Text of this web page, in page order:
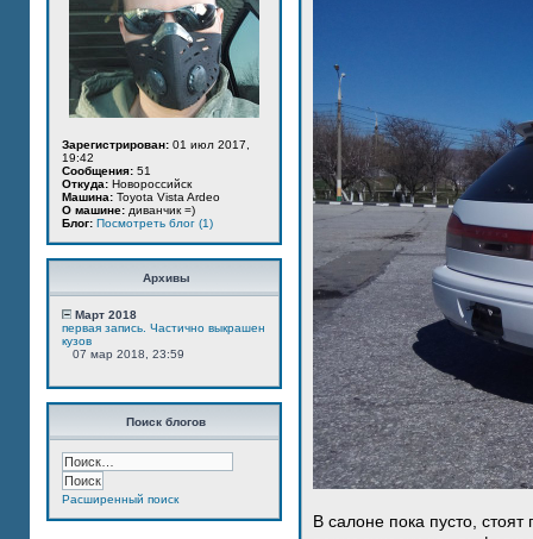
Зарегистрирован: 01 июл 2017,
19:42
Сообщения: 51
Откуда: Новороссийск
Машина: Toyota Vista Ardeo
О машине: диванчик =)
Блог: Посмотреть блог (1)
Архивы
Март 2018
первая запись. Частично выкрашен
кузов
07 мар 2018, 23:59
Поиск блогов
Расширенный поиск
В салоне пока пусто,